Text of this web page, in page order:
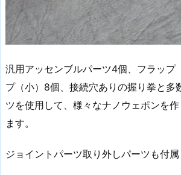
汎用アッセンブルパーツ4個、フラップ
プ（小）8個、接続穴ありの握り拳と多
ツを使用して、様々なナノウェポンを
ます。
ジョイントパーツ取り外しパーツも付属